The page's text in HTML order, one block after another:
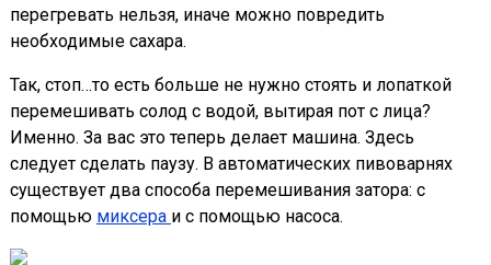
перегревать нельзя, иначе можно повредить
необходимые сахара.
Так, стоп…то есть больше не нужно стоять и лопаткой
перемешивать солод с водой, вытирая пот с лица?
Именно. За вас это теперь делает машина. Здесь
следует сделать паузу. В автоматических пивоварнях
существует два способа перемешивания затора: с
помощью миксера и с помощью насоса.